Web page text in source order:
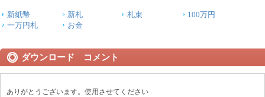
新紙幣 新札 札束
100万円
一万円札
お金
ダウンロード コメント
ありがとうございます。使用させてください